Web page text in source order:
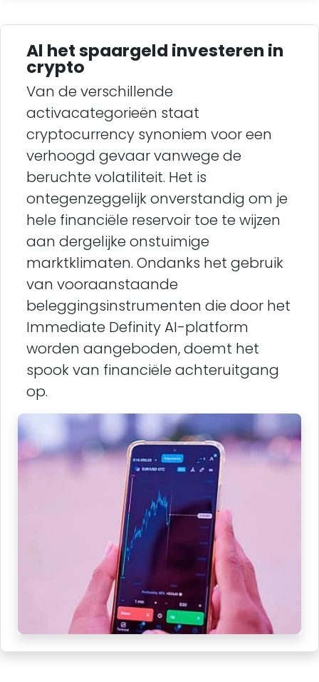
Al het spaargeld investeren in
crypto
Van de verschillende
activacategorieën staat
cryptocurrency synoniem voor een
verhoogd gevaar vanwege de
beruchte volatiliteit. Het is
ontegenzeggelijk onverstandig om je
hele financiële reservoir toe te wijzen
aan dergelijke onstuimige
marktklimaten. Ondanks het gebruik
van vooraanstaande
beleggingsinstrumenten die door het
Immediate Definity AI-platform
worden aangeboden, doemt het
spook van financiële achteruitgang
op.